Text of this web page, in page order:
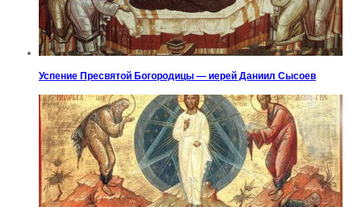
Успение Пресвятой Богородицы — иерей Даниил Сысоев